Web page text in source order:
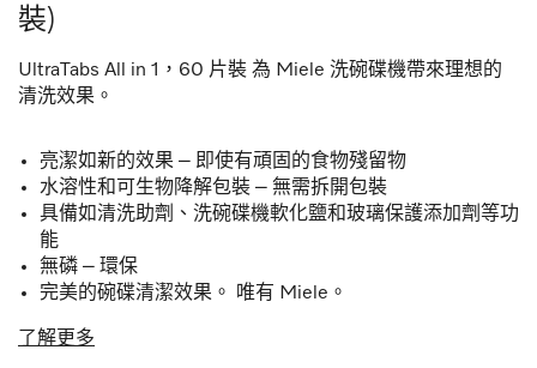
裝)
UltraTabs All in 1，60 片裝 為 Miele 洗碗碟機帶來理想的
清洗效果。
亮潔如新的效果 – 即使有頑固的食物殘留物
水溶性和可生物降解包裝 – 無需拆開包裝
具備如清洗助劑、洗碗碟機軟化鹽和玻璃保護添加劑等功
能
無磷 – 環保
完美的碗碟清潔效果。 唯有 Miele。
了解更多